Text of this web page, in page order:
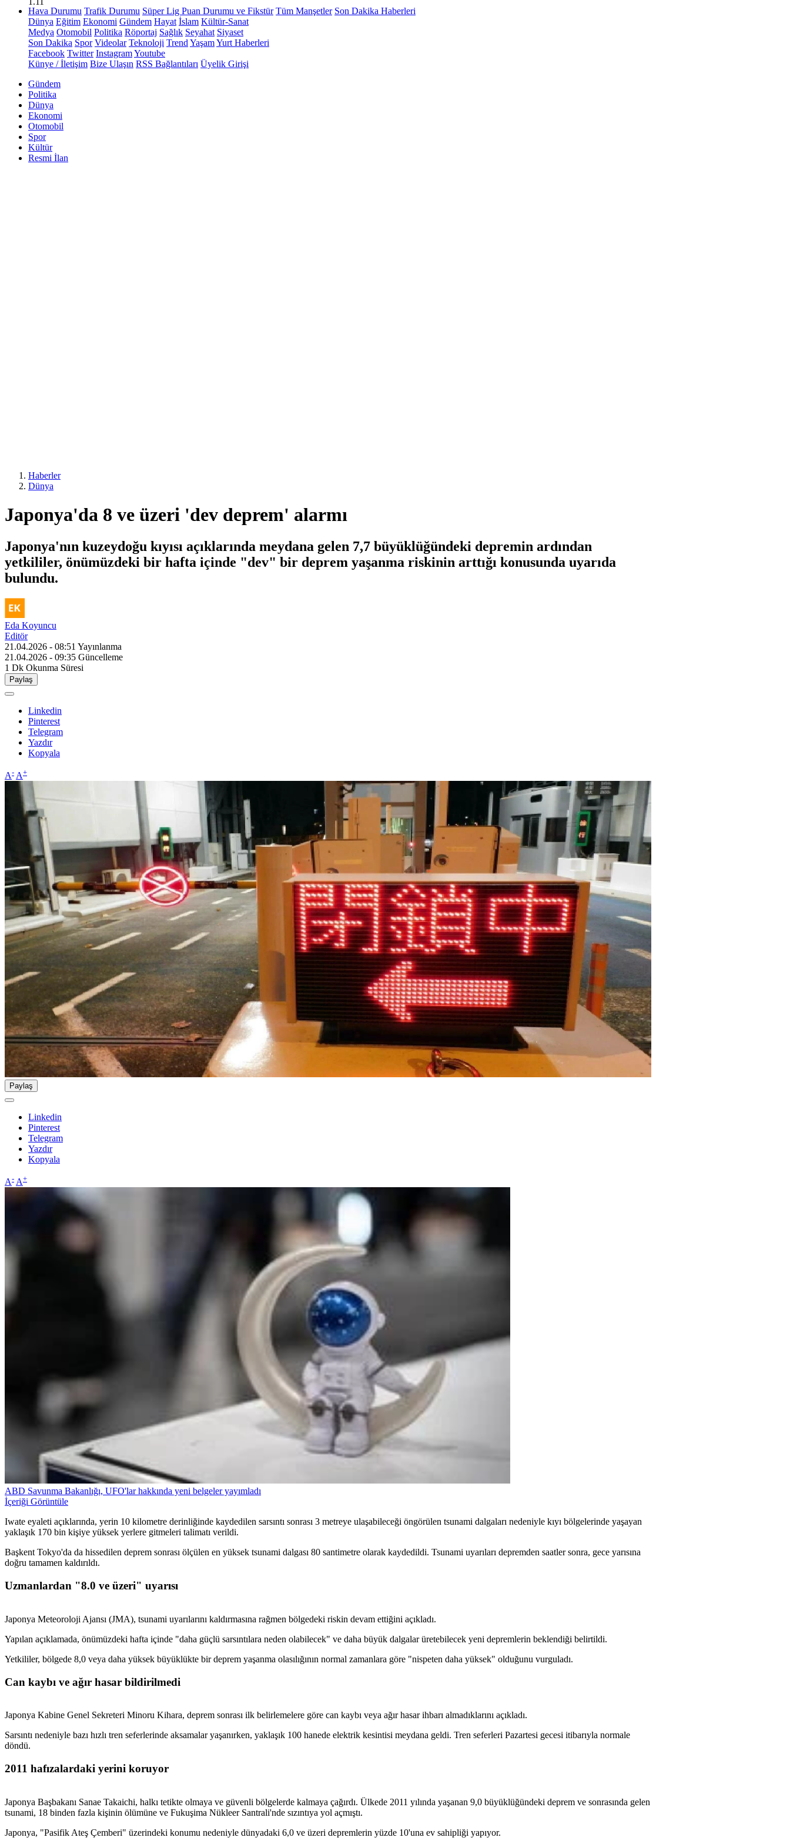
Hava Durumu Trafik Durumu Süper Lig Puan Durumu ve Fikstür Tüm Manşetler Son Dakika Haberleri
Dünya Eğitim Ekonomi Gündem Hayat İslam Kültür-Sanat
Medya Otomobil Politika Röportaj Sağlık Seyahat Siyaset
Son Dakika Spor Videolar Teknoloji Trend YaşamYurt Haberleri
Facebook Twitter InstagramYoutube
Künye / İletişim Bize Ulaşın RSS Bağlantıları Üyelik Girişi
Gündem
Politika
Dünya
Ekonomi
Otomobil
Spor
Kültür
Resmi İlan
Haberler
Dünya
Japonya'da 8 ve üzeri 'dev deprem' alarmı
Japonya'nın kuzeydoğu kıyısı açıklarında meydana gelen 7,7 büyüklüğündeki depremin ardından
yetkililer, önümüzdeki bir hafta içinde "dev" bir deprem yaşanma riskinin arttığı konusunda uyarıda
bulundu.
Eda Koyuncu
Editör
21.04.2026 - 08:51 Yayınlanma
21.04.2026 - 09:35 Güncelleme
1 Dk Okunma Süresi
Paylaş
Linkedin
Pinterest
Telegram
Yazdır
Kopyala
A- A+
Paylaş
Linkedin
Pinterest
Telegram
Yazdır
Kopyala
A- A+
ABD Savunma Bakanlığı, UFO'lar hakkında yeni belgeler yayımladı
İçeriği Görüntüle
Iwate eyaleti açıklarında, yerin 10 kilometre derinliğinde kaydedilen sarsıntı sonrası 3 metreye ulaşabileceği öngörülen tsunami dalgaları nedeniyle kıyı bölgelerinde yaşayan
yaklaşık 170 bin kişiye yüksek yerlere gitmeleri talimatı verildi.
Başkent Tokyo'da da hissedilen deprem sonrası ölçülen en yüksek tsunami dalgası 80 santimetre olarak kaydedildi. Tsunami uyarıları depremden saatler sonra, gece yarısına
doğru tamamen kaldırıldı.
Uzmanlardan "8.0 ve üzeri" uyarısı
Japonya Meteoroloji Ajansı (JMA), tsunami uyarılarını kaldırmasına rağmen bölgedeki riskin devam ettiğini açıkladı.
Yapılan açıklamada, önümüzdeki hafta içinde "daha güçlü sarsıntılara neden olabilecek" ve daha büyük dalgalar üretebilecek yeni depremlerin beklendiği belirtildi.
Yetkililer, bölgede 8,0 veya daha yüksek büyüklükte bir deprem yaşanma olasılığının normal zamanlara göre "nispeten daha yüksek" olduğunu vurguladı.
Can kaybı ve ağır hasar bildirilmedi
Japonya Kabine Genel Sekreteri Minoru Kihara, deprem sonrası ilk belirlemelere göre can kaybı veya ağır hasar ihbarı almadıklarını açıkladı.
Sarsıntı nedeniyle bazı hızlı tren seferlerinde aksamalar yaşanırken, yaklaşık 100 hanede elektrik kesintisi meydana geldi. Tren seferleri Pazartesi gecesi itibarıyla normale
döndü.
2011 hafızalardaki yerini koruyor
Japonya Başbakanı Sanae Takaichi, halkı tetikte olmaya ve güvenli bölgelerde kalmaya çağırdı. Ülkede 2011 yılında yaşanan 9,0 büyüklüğündeki deprem ve sonrasında gelen
tsunami, 18 binden fazla kişinin ölümüne ve Fukuşima Nükleer Santrali'nde sızıntıya yol açmıştı.
Japonya, "Pasifik Ateş Çemberi" üzerindeki konumu nedeniyle dünyadaki 6,0 ve üzeri depremlerin yüzde 10'una ev sahipliği yapıyor.